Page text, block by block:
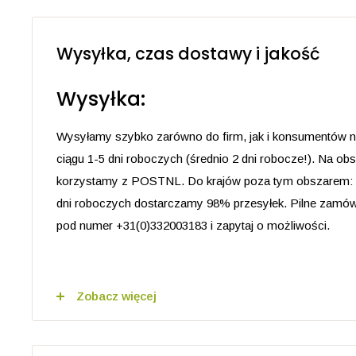
Charakterystyki Produktu), IFRA, SDS (Karta
Opis produktu
Olejek eteryczny z drewna różanego (Rozenhout)
Olejek eteryczny z drewna różanego, znany również
drewna, pozyskiwany jest z drewna drzewa różanego,
występuje w Ameryce Południowej, głównie w rejonie
niektórych częściach Ameryki Środkowej.
Olejek różanego drewna jest znany ze swoich
Wysyłka, czas dostawy i jakość
Wysyłka:
Wysyłamy szybko zarówno do firm, jak i konsumentów
ciągu 1-5 dni roboczych (średnio 2 dni robocze!). Na
korzystamy z POSTNL. Do krajów poza tym obszarem:
dni roboczych dostarczamy 98% przesyłek. Pilne
pod numer +31(0)332003183 i zapytaj o możliwości.
< 95€ koszt 5,95 € (netto)
Zobacz więcej